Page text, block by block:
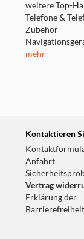
weitere Top-
Telefone &
Zubehör
mehr
Kontaktieren
Anfahrt
Vertrag
Erklärung der
Barrierefreiheit